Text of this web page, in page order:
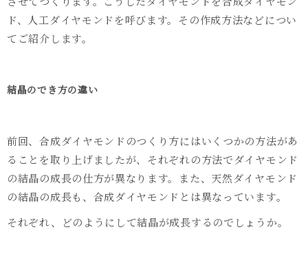
ド、人工ダイヤモンドを呼びます。その作成方法などについ
てご紹介します。
結晶のでき方の違い
前回、合成ダイヤモンドのつくり方にはいくつかの方法があ
ることを取り上げましたが、それぞれの方法でダイヤモンド
の結晶の成長の仕方が異なります。また、天然ダイヤモンド
の結晶の成長も、合成ダイヤモンドとは異なっています。
それぞれ、どのようにして結晶が成長するのでしょうか。